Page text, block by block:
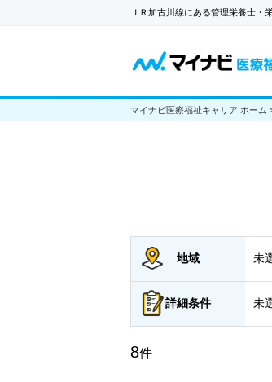
ＪＲ加古川線にある管理栄養士・
マイナビ医療福祉キャリア ホーム
地域 未
詳細条件 未
8件